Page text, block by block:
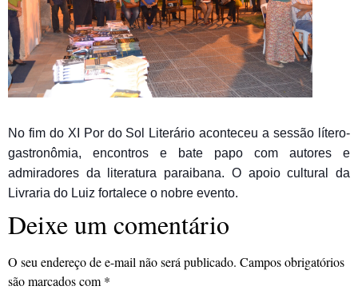
No fim do XI Por do Sol Literário aconteceu a sessão lítero-
gastronômia, encontros e bate papo com autores e
admiradores da literatura paraibana. O apoio cultural da
Livraria do Luiz fortalece o nobre evento.
Deixe um comentário
O seu endereço de e-mail não será publicado. Campos obrigatórios
são marcados com *